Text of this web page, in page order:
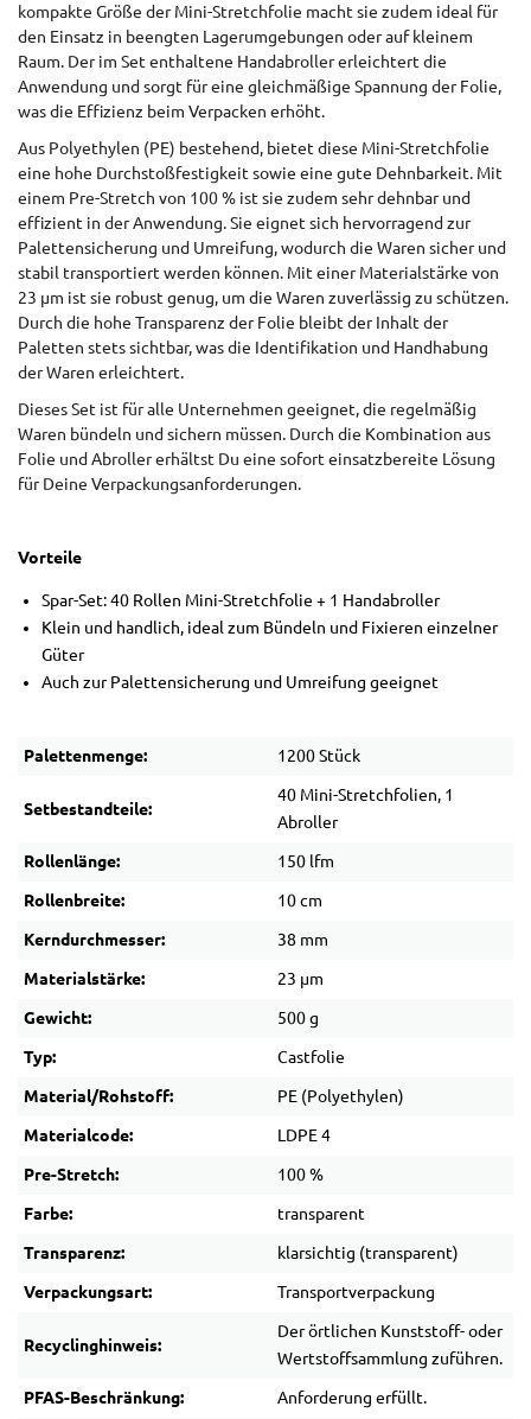
kompakte Größe der Mini-Stretchfolie macht sie zudem ideal für
den Einsatz in beengten Lagerumgebungen oder auf kleinem
Raum. Der im Set enthaltene Handabroller erleichtert die
Anwendung und sorgt für eine gleichmäßige Spannung der Folie,
was die Effizienz beim Verpacken erhöht.
Aus Polyethylen (PE) bestehend, bietet diese Mini-Stretchfolie
eine hohe Durchstoßfestigkeit sowie eine gute Dehnbarkeit. Mit
einem Pre-Stretch von 100 % ist sie zudem sehr dehnbar und
effizient in der Anwendung. Sie eignet sich hervorragend zur
Palettensicherung und Umreifung, wodurch die Waren sicher und
stabil transportiert werden können. Mit einer Materialstärke von
23 µm ist sie robust genug, um die Waren zuverlässig zu schützen.
Durch die hohe Transparenz der Folie bleibt der Inhalt der
Paletten stets sichtbar, was die Identifikation und Handhabung
der Waren erleichtert.
Dieses Set ist für alle Unternehmen geeignet, die regelmäßig
Waren bündeln und sichern müssen. Durch die Kombination aus
Folie und Abroller erhältst Du eine sofort einsatzbereite Lösung
für Deine Verpackungsanforderungen.
Vorteile
Spar-Set: 40 Rollen Mini-Stretchfolie + 1 Handabroller
Klein und handlich, ideal zum Bündeln und Fixieren einzelner
Güter
Auch zur Palettensicherung und Umreifung geeignet
Palettenmenge: 1200 Stück
Setbestandteile:
40 Mini-Stretchfolien, 1
Abroller
Rollenlänge: 150 lfm
Rollenbreite: 10 cm
Kerndurchmesser: 38 mm
Materialstärke: 23 µm
Gewicht: 500 g
Typ: Castfolie
Material/Rohstoff: PE (Polyethylen)
Materialcode: LDPE 4
Pre-Stretch: 100 %
Farbe: transparent
Transparenz: klarsichtig (transparent)
Verpackungsart: Transportverpackung
Recyclinghinweis:
Der örtlichen Kunststoff- oder
Wertstoffsammlung zuführen.
PFAS-Beschränkung: Anforderung erfüllt.